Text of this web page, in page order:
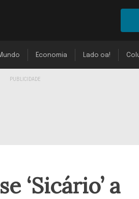
Economia Lado oa!
‘Sicário’ a